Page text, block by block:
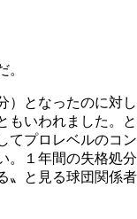
。
）となったのに対し
もいわれました。と
てプロレベルのコン
。１年間の失格処分
〟と見る球団関係者